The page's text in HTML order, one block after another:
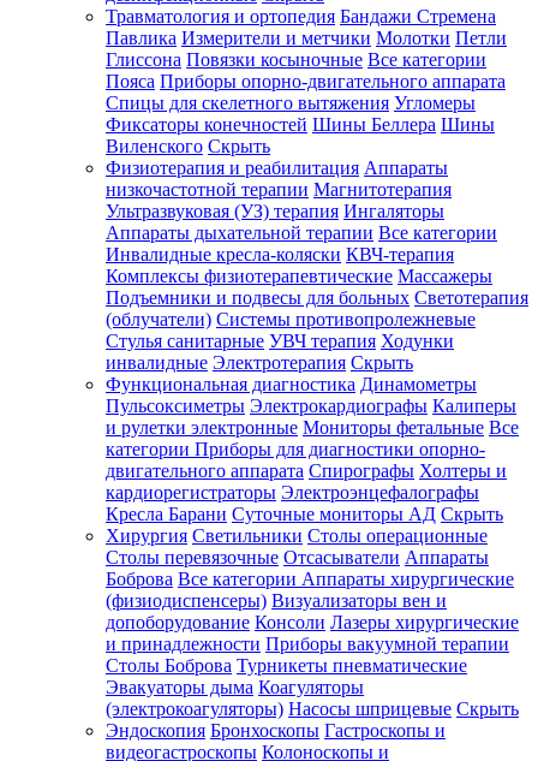
Травматология и ортопедия Бандажи Стремена
Павлика Измерители и метчики Молотки Петли
Глиссона Повязки косыночные Все категории
Пояса Приборы опорно-двигательного аппарата
Спицы для скелетного вытяжения Угломеры
Фиксаторы конечностей Шины Беллера Шины
Виленского Скрыть
Физиотерапия и реабилитация Аппараты
низкочастотной терапии Магнитотерапия
Ультразвуковая (УЗ) терапия Ингаляторы
Аппараты дыхательной терапии Все категории
Инвалидные кресла-коляски КВЧ-терапия
Комплексы физиотерапевтические Массажеры
Подъемники и подвесы для больных Светотерапия
(облучатели) Системы противопролежневые
Стулья санитарные УВЧ терапия Ходунки
инвалидные Электротерапия Скрыть
Функциональная диагностика Динамометры
Пульсоксиметры Электрокардиографы Калиперы
и рулетки электронные Мониторы фетальные Все
категории Приборы для диагностики опорно-
двигательного аппарата Спирографы Холтеры и
кардиорегистраторы Электроэнцефалографы
Кресла Барани Суточные мониторы АД Скрыть
Хирургия Светильники Столы операционные
Столы перевязочные Отсасыватели Аппараты
Боброва Все категории Аппараты хирургические
(физиодиспенсеры) Визуализаторы вен и
допоборудование Консоли Лазеры хирургические
и принадлежности Приборы вакуумной терапии
Столы Боброва Турникеты пневматические
Эвакуаторы дыма Коагуляторы
(электрокоагуляторы) Насосы шприцевые Скрыть
Эндоскопия Бронхоскопы Гастроскопы и
видеогастроскопы Колоноскопы и